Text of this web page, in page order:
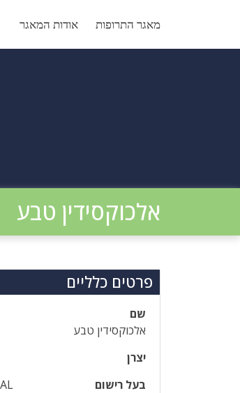
מאגר התרופות אודות המאגר
אלכוקסידין טבע
פרטים כלליים
שם
אלכוקסידין טבע
יצרן
בעל רישום